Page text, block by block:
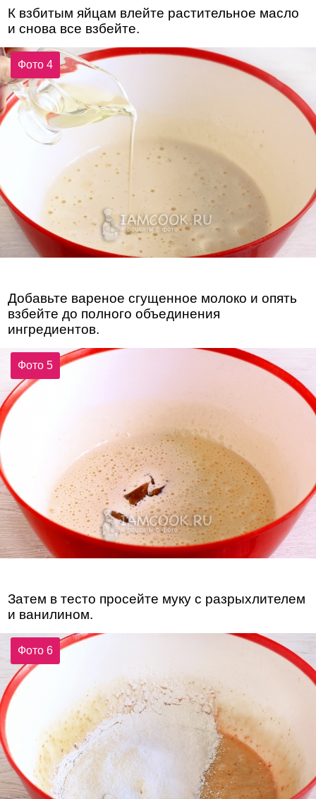
К взбитым яйцам влейте растительное масло
и снова все взбейте.
Фото 4
Добавьте вареное сгущенное молоко и опять
взбейте до полного объединения
ингредиентов.
Фото 5
Затем в тесто просейте муку с разрыхлителем
и ванилином.
Фото 6